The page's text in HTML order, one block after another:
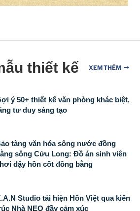
thiết kế XEM THÊM
ý 50+ thiết kế văn phòng khác biệt,
tư duy sáng tạo
tàng văn hóa sông nước đồng
sông Cửu Long: Đồ án sinh viên
dậy hồn cốt đồng bằng
Studio tái hiện Hồn Việt qua kiến
Nhà NEO đầy cảm xúc